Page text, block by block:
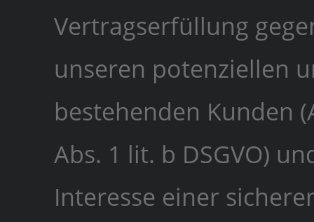
Vertragserfüllung
unseren potenziellen
bestehenden Kunden
Abs. 1 lit. b DSGVO)
Interesse einer